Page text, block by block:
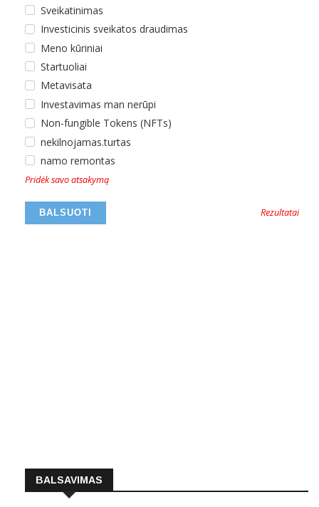
Sveikatinimas
Investicinis sveikatos draudimas
Meno kūriniai
Startuoliai
Metavisata
Investavimas man nerūpi
Non-fungible Tokens (NFTs)
nekilnojamas.turtas
namo remontas
Pridėk savo atsakymą
Rezultatai
BALSAVIMAS